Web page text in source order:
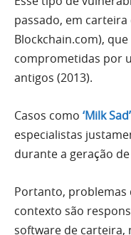
passado, em
Blockchain.com),
comprometidas por
antigos (2013).
Casos como ‘Milk Sad’
especialistas
durante a geração
Portanto, problemas
contexto são
software de